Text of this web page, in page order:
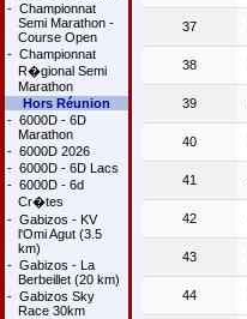
- Championnat
Semi Marathon -
Course Open
- Championnat
R�gional Semi
Marathon
Hors Réunion
- 6000D - 6D
Marathon
- 6000D 2026
- 6000D - 6D Lacs
- 6000D - 6d
Cr�tes
- Gabizos - KV
l'Omi Agut (3.5
km)
- Gabizos - La
Berbeillet (20 km)
- Gabizos Sky
Race 30km
37
38
39
40
41
42
43
44